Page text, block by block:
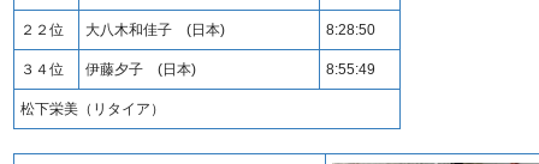
２２位 大八木和佳子 (日本) 8:28:50
３４位 伊藤夕子 (日本) 8:55:49
松下栄美（リタイア）